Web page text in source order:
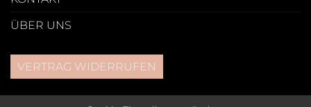
ÜBER UNS
VERTRAG WIDERRUFEN